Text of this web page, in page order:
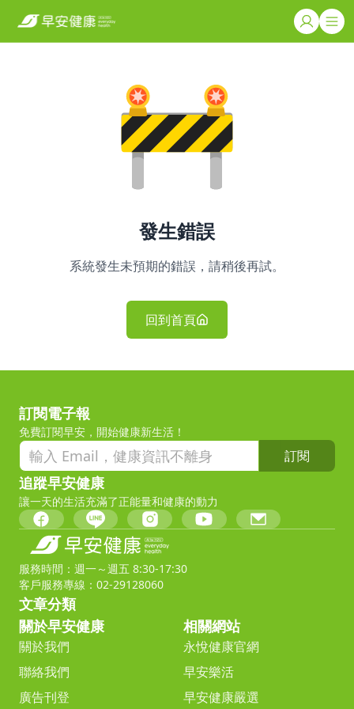
發生錯誤
系統發生未預期的錯誤，請稍後再試。
回到首頁
訂閱電子報
免費訂閱早安，開始健康新生活！
訂閱
追蹤早安健康
讓一天的生活充滿了正能量和健康的動力
服務時間：週一～週五 8:30-17:30
客戶服務專線：02-29128060
文章分類
關於早安健康
關於我們
聯絡我們
廣告刊登
相關網站
永悅健康官網
早安樂活
早安健康嚴選